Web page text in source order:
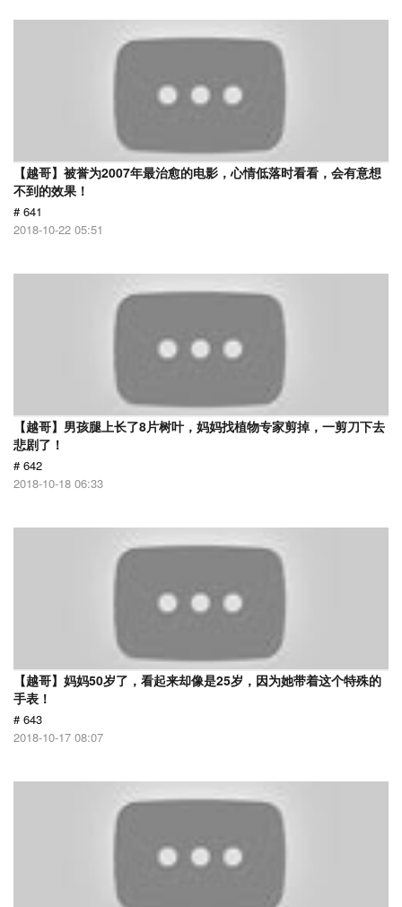
【越哥】被誉为2007年最治愈的电影，心情低落时看看，会有意想
不到的效果！
# 641
2018-10-22 05:51
【越哥】男孩腿上长了8片树叶，妈妈找植物专家剪掉，一剪刀下去
悲剧了！
# 642
2018-10-18 06:33
【越哥】妈妈50岁了，看起来却像是25岁，因为她带着这个特殊的
手表！
# 643
2018-10-17 08:07